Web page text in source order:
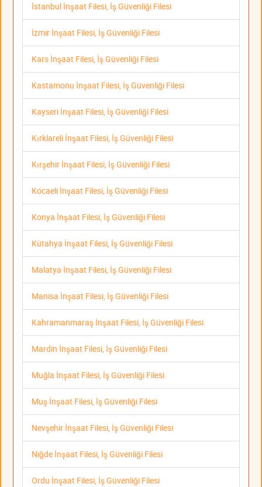
İstanbul İnşaat Filesi, İş Güvenliği Filesi
İzmir İnşaat Filesi, İş Güvenliği Filesi
Kars İnşaat Filesi, İş Güvenliği Filesi
Kastamonu İnşaat Filesi, İş Güvenliği Filesi
Kayseri İnşaat Filesi, İş Güvenliği Filesi
Kırklareli İnşaat Filesi, İş Güvenliği Filesi
Kırşehir İnşaat Filesi, İş Güvenliği Filesi
Kocaeli İnşaat Filesi, İş Güvenliği Filesi
Konya İnşaat Filesi, İş Güvenliği Filesi
Kütahya İnşaat Filesi, İş Güvenliği Filesi
Malatya İnşaat Filesi, İş Güvenliği Filesi
Manisa İnşaat Filesi, İş Güvenliği Filesi
Kahramanmaraş İnşaat Filesi, İş Güvenliği Filesi
Mardin İnşaat Filesi, İş Güvenliği Filesi
Muğla İnşaat Filesi, İş Güvenliği Filesi
Muş İnşaat Filesi, İş Güvenliği Filesi
Nevşehir İnşaat Filesi, İş Güvenliği Filesi
Niğde İnşaat Filesi, İş Güvenliği Filesi
Ordu İnşaat Filesi, İş Güvenliği Filesi